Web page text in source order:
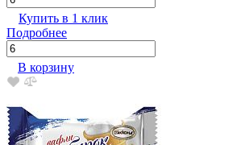
Купить в 1 клик
Подробнее
В корзину